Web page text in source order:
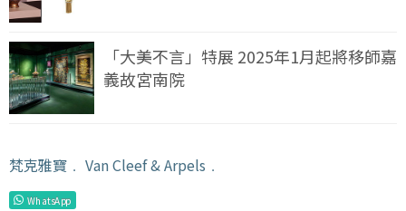
「大美不言」特展 2025年1月起將移師嘉
義故宮南院
梵克雅寶 ﹒ Van Cleef & Arpels ﹒
WhatsApp